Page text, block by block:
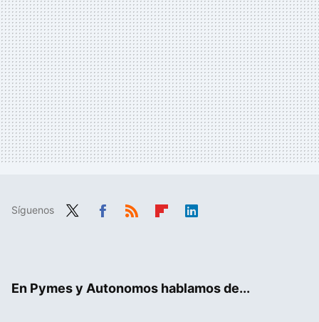
Síguenos
En Pymes y Autonomos hablamos de...